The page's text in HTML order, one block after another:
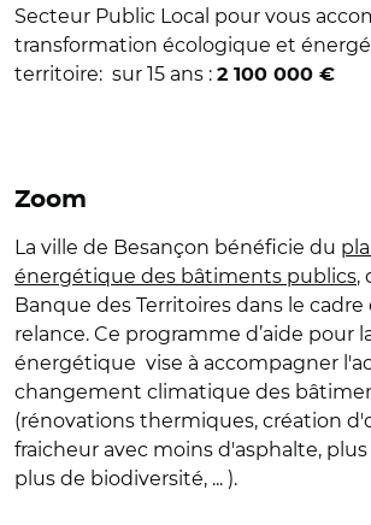
Secteur Public Local pour vous
transformation écologique et
territoire: sur 15 ans : 2 100 000 €
Zoom
La ville de Besançon bénéficie du
énergétique des bâtiments publics,
Banque des Territoires dans le cadre
relance. Ce programme d’aide pour
énergétique vise à accompagner
changement climatique des
(rénovations thermiques, création
fraicheur avec moins d'asphalte,
plus de biodiversité, ... ).